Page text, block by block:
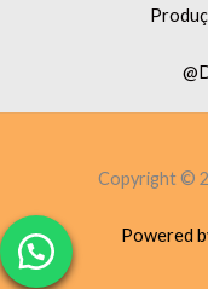
Copyright ©
Powered